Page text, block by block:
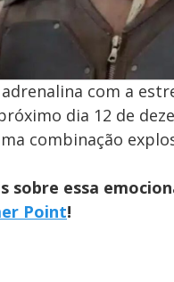
com a
dia 12 de
combinação
sobre essa
Point!